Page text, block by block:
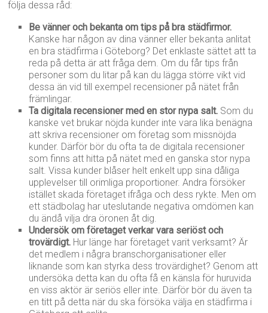
följa dessa råd:
Be vänner och bekanta om tips på bra städfirmor.
Kanske har någon av dina vänner eller bekanta anlitat
en bra städfirma i Göteborg? Det enklaste sättet att ta
reda på detta är att fråga dem. Om du får tips från
personer som du litar på kan du lägga större vikt vid
dessa än vid till exempel recensioner på nätet från
främlingar.
Ta digitala recensioner med en stor nypa salt. Som du
kanske vet brukar nöjda kunder inte vara lika benägna
att skriva recensioner om företag som missnöjda
kunder. Därför bör du ofta ta de digitala recensioner
som finns att hitta på nätet med en ganska stor nypa
salt. Vissa kunder blåser helt enkelt upp sina dåliga
upplevelser till orimliga proportioner. Andra försöker
istället skada företaget ifråga och dess rykte. Men om
ett städbolag har uteslutande negativa omdömen kan
du ändå vilja dra öronen åt dig.
Undersök om företaget verkar vara seriöst och
trovärdigt. Hur länge har företaget varit verksamt? Är
det medlem i några branschorganisationer eller
liknande som kan styrka dess trovärdighet? Genom att
undersöka detta kan du ofta få en känsla för huruvida
en viss aktör är seriös eller inte. Därför bör du även ta
en titt på detta när du ska försöka välja en städfirma i